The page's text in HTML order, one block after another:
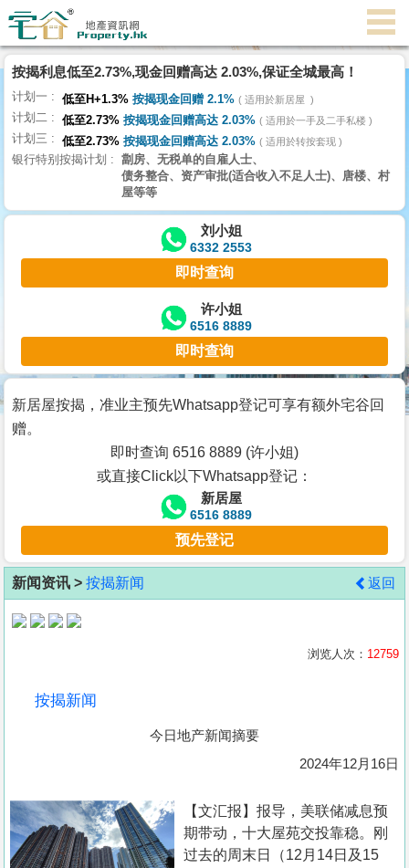
理
主
页
搵
楼/
交
业
主
宅
谷
按
客
地
产
置
业
按揭利息低至2.73%,现金回赠高达 2.03%,保证全城最高！
计划一 低至H+1.3% 按揭现金回赠 2.1% 适用於新居屋
计划二 低至2.73% 按揭现金回赠高达 2.03% 适用於一手及二手私楼
计划三 低至2.73% 按揭现金回赠高达 2.03% 适用於转按套现
银行特别按揭计划
劏房、无税单的自雇人士、
债务整合、资产审批(适合收入不足人士)、唐楼、村
屋等等
刘小姐
6332 2553
即时查询
许小姐
6516 8889
即时查询
新居屋按揭，准业主预先Whatsapp登记可享有额外宅谷回
赠。
即时查询 6516 8889 (许小姐)
或直接Click以下Whatsapp登记：
新居屋
6516 8889
预先登记
新闻资讯 > 按揭新闻 返回
浏览人次： 12759
按揭新闻
今日地产新闻摘要
2024年12月16日
【文汇报】报导，美联储减息预
期带动，十大屋苑交投靠稳。刚
过去的周末日（12月14日及15